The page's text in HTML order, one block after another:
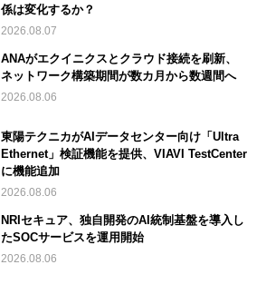
係は変化するか？
2026.08.07
ANAがエクイニクスとクラウド接続を刷新、
ネットワーク構築期間が数カ月から数週間へ
2026.08.06
東陽テクニカがAIデータセンター向け「Ultra
Ethernet」検証機能を提供、VIAVI TestCenter
に機能追加
2026.08.06
NRIセキュア、独自開発のAI統制基盤を導入し
たSOCサービスを運用開始
2026.08.06